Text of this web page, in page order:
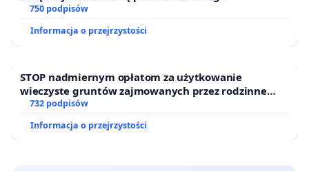
750 podpisów
Informacja o przejrzystości
STOP nadmiernym opłatom za użytkowanie
wieczyste gruntów zajmowanych przez rodzinne
ogrody działkowe.
732 podpisów
Informacja o przejrzystości